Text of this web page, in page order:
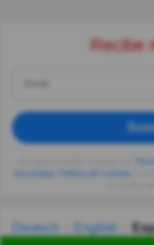
Recibe
Deutsch English